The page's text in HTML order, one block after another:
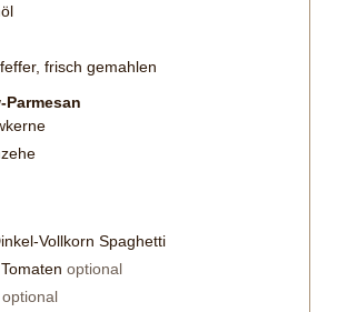
frisch gemahlen
Parmesan
Vollkorn Spaghetti
optional
optional